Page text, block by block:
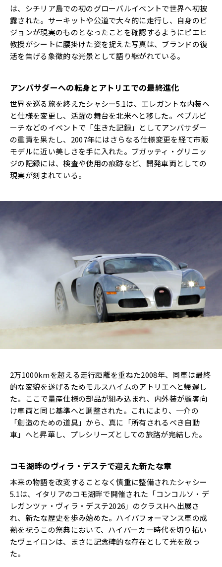
は、シチリア島での初のグローバルイベントで世界へ初披
露された。サーキットや公道で大々的に走行し、自身のビ
ジョンが現実のものとなったことを確認するようにピエヒ
教授がシートに腰掛けた姿を捉えた写真は、ブランドの復
活を告げる象徴的な光景として語り継がれている。
アンバサダーへの転身とアトリエでの最終進化
世界を巡る旅を終えたシャシー5.1は、エレガントな内装へ
と仕様を変更し、活躍の舞台を北米へと移した。ペブルビ
ーチなどのイベントで「生きた記録」としてアンバサダー
の重責を果たし、2007年にはさらなる仕様変更を経て市販
モデルに近い美しさを手に入れた。ブガッティ・グリニッ
ジの記録には、検査や使用の痕跡など、開発車両としての
現実が刻まれている。
2万1000kmを超える走行距離を重ねた2008年、同車は最終
的な変貌を遂げるためモルスハイムのアトリエへと帰還し
た。ここで量産仕様の部品が組み込まれ、内外装が顧客向
け車両と同じ基準へと調整された。これにより、一介の
「創造のための道具」から、真に「所有されるべき自動
車」へと昇華し、プレシリーズとしての旅路が完結した。
コモ湖畔のヴィラ・デステで迎えた新たな章
本来の物語を改変することなく慎重に整備されたシャシー
5.1は、イタリアのコモ湖畔で開催された「コンコルソ・デ
レガンツァ・ヴィラ・デステ2026」のクラスHへ出展さ
れ、新たな歴史を歩み始めた。ハイパフォーマンス車の成
熟を祝うこの祭典において、ハイパーカー時代を切り拓い
たヴェイロンは、まさに記念碑的な存在として光を放っ
た。